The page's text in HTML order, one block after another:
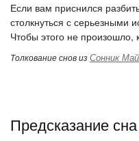
Если вам приснился
столкнуться с серьезными
Чтобы этого не произошло,
Толкование снов изСонник
Предсказание